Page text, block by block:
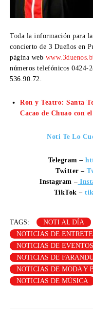
Toda la información para
concierto de 3 Dueños en
página web
números telefónicos 0424-
536.90.72.
Ron y Teatro: Santa
Cacao de Chuao con
Noti Te Lo
Telegram –
Twitter –
Instagram –
TikTok –
TAGS: NOTI AL DÍA
NOTICIAS DE
NOTICIAS DE
NOTICIAS DE
NOTICIAS DE MODA Y
NOTICIAS DE MÚSICA